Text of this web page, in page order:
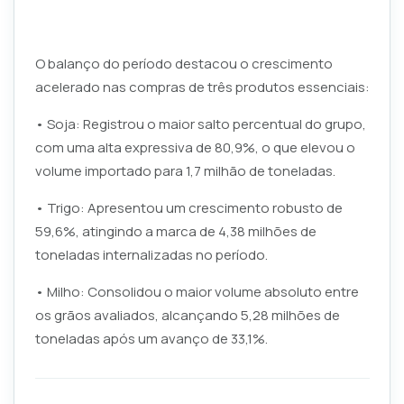
O balanço do período destacou o crescimento
acelerado nas compras de três produtos essenciais:
• Soja: Registrou o maior salto percentual do grupo,
com uma alta expressiva de 80,9%, o que elevou o
volume importado para 1,7 milhão de toneladas.
• Trigo: Apresentou um crescimento robusto de
59,6%, atingindo a marca de 4,38 milhões de
toneladas internalizadas no período.
• Milho: Consolidou o maior volume absoluto entre
os grãos avaliados, alcançando 5,28 milhões de
toneladas após um avanço de 33,1%.